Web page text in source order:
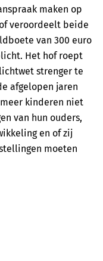
maken op
veroordeelt beide
van 300 euro
Het hof roept
strenger te
afgelopen jaren
kinderen niet
van hun ouders,
en of zij
moeten